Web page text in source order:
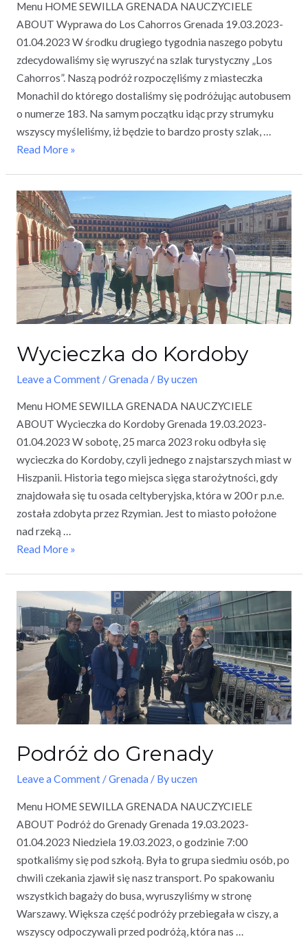
Menu HOME SEWILLA GRENADA NAUCZYCIELE
ABOUT Wyprawa do Los Cahorros Grenada 19.03.2023-
01.04.2023 W środku drugiego tygodnia naszego pobytu
zdecydowaliśmy się wyruszyć na szlak turystyczny „Los
Cahorros”. Naszą podróż rozpoczęliśmy z miasteczka
Monachil do którego dostaliśmy się podróżując autobusem
o numerze 183. Na samym początku idąc przy strumyku
wszyscy myśleliśmy, iż będzie to bardzo prosty szlak, …
Read More »
Wycieczka do Kordoby
Leave a Comment /Grenada / Byuczen
Menu HOME SEWILLA GRENADA NAUCZYCIELE
ABOUT Wycieczka do Kordoby Grenada 19.03.2023-
01.04.2023 W sobotę, 25 marca 2023 roku odbyła się
wycieczka do Kordoby, czyli jednego z najstarszych miast w
Hiszpanii. Historia tego miejsca sięga starożytności, gdy
znajdowała się tu osada celtyberyjska, która w 200 r p.n.e.
została zdobyta przez Rzymian. Jest to miasto położone
nad rzeką …
Read More »
Podróż do Grenady
Leave a Comment /Grenada / Byuczen
Menu HOME SEWILLA GRENADA NAUCZYCIELE
ABOUT Podróż do Grenady Grenada 19.03.2023-
01.04.2023 Niedziela 19.03.2023, o godzinie 7:00
spotkaliśmy się pod szkołą. Była to grupa siedmiu osób, po
chwili czekania zjawił się nasz transport. Po spakowaniu
wszystkich bagaży do busa, wyruszyliśmy w stronę
Warszawy. Większa część podróży przebiegała w ciszy, a
wszyscy odpoczywali przed podróżą, która nas …